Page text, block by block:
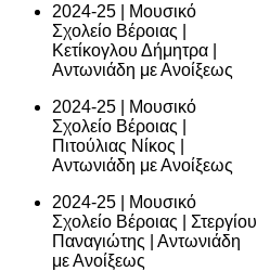
2024-25 | Μουσικό
Σχολείο Βέροιας |
Κετίκογλου Δήμητρα |
Αντωνιάδη με Ανοίξεως
2024-25 | Μουσικό
Σχολείο Βέροιας |
Πιτούλιας Νίκος |
Αντωνιάδη με Ανοίξεως
2024-25 | Μουσικό
Σχολείο Βέροιας | Στεργίου
Παναγιώτης | Αντωνιάδη
με Ανοίξεως